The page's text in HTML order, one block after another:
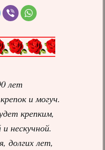
лет
и могуч.
крепким,
нескучной.
долгих лет,